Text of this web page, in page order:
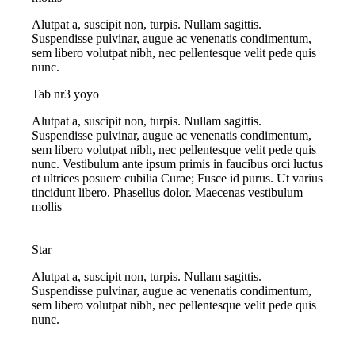
Alutpat a, suscipit non, turpis. Nullam sagittis.
Suspendisse pulvinar, augue ac venenatis condimentum,
sem libero volutpat nibh, nec pellentesque velit pede quis
nunc.
Tab nr3 yoyo
Alutpat a, suscipit non, turpis. Nullam sagittis.
Suspendisse pulvinar, augue ac venenatis condimentum,
sem libero volutpat nibh, nec pellentesque velit pede quis
nunc. Vestibulum ante ipsum primis in faucibus orci luctus
et ultrices posuere cubilia Curae; Fusce id purus. Ut varius
tincidunt libero. Phasellus dolor. Maecenas vestibulum
mollis
Star
Alutpat a, suscipit non, turpis. Nullam sagittis.
Suspendisse pulvinar, augue ac venenatis condimentum,
sem libero volutpat nibh, nec pellentesque velit pede quis
nunc.